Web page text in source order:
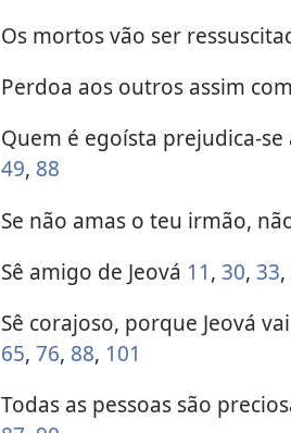
Os mortos vão ser
Perdoa aos outros assim
Quem é egoísta prejudica-
49, 88
Se não amas o teu irmão,
Sê amigo de Jeová 11, 30, 33,
Sê corajoso, porque Jeová
65, 76, 88, 101
Todas as pessoas são